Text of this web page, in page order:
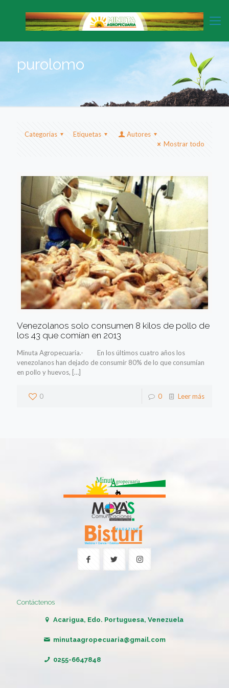
purolomo
Categorias Etiquetas
Autores
Mostrar todo
Venezolanos solo consumen 8 kilos de pollo de
los 43 que comían en 2013
Minuta Agropecuaria.- En los últimos cuatro años los
venezolanos han dejado de consumir 80% de lo que consumían
en pollo y huevos, […]
0 0 Leer más
Contáctenos
Acarigua, Edo. Portuguesa, Venezuela
minutaagropecuaria@gmail.com
0255-6647848